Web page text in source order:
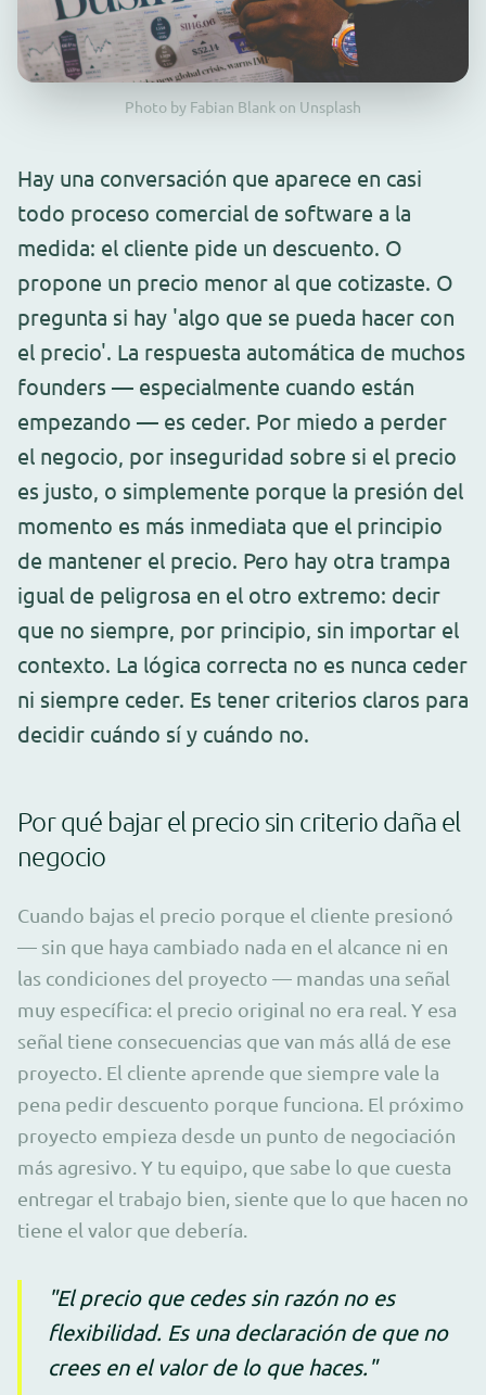
Photo by Fabian Blank on Unsplash
Hay una conversación que aparece en casi
todo proceso comercial de software a la
medida: el cliente pide un descuento. O
propone un precio menor al que cotizaste. O
pregunta si hay 'algo que se pueda hacer con
el precio'. La respuesta automática de muchos
founders — especialmente cuando están
empezando — es ceder. Por miedo a perder
el negocio, por inseguridad sobre si el precio
es justo, o simplemente porque la presión del
momento es más inmediata que el principio
de mantener el precio. Pero hay otra trampa
igual de peligrosa en el otro extremo: decir
que no siempre, por principio, sin importar el
contexto. La lógica correcta no es nunca ceder
ni siempre ceder. Es tener criterios claros para
decidir cuándo sí y cuándo no.
Por qué bajar el precio sin criterio daña el
negocio
Cuando bajas el precio porque el cliente presionó
— sin que haya cambiado nada en el alcance ni en
las condiciones del proyecto — mandas una señal
muy específica: el precio original no era real. Y esa
señal tiene consecuencias que van más allá de ese
proyecto. El cliente aprende que siempre vale la
pena pedir descuento porque funciona. El próximo
proyecto empieza desde un punto de negociación
más agresivo. Y tu equipo, que sabe lo que cuesta
entregar el trabajo bien, siente que lo que hacen no
tiene el valor que debería.
"El precio que cedes sin razón no es
flexibilidad. Es una declaración de que no
crees en el valor de lo que haces."